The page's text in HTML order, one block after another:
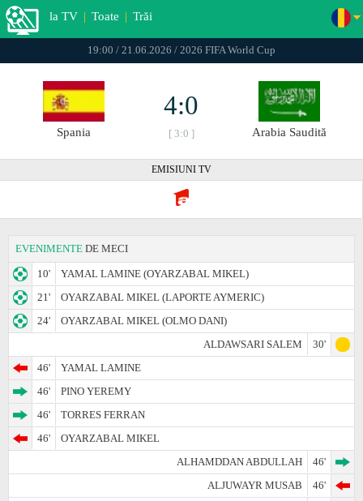
la TV | Toate | Trăi
19:00 / 21.06.2026 / 2026 FIFA World Cup
Spania
4:0
[ 3:0 ] Arabia Saudită
EMISIUNI TV
EVENIMENTE DE MECI
10'
YAMAL LAMINE (OYARZABAL MIKEL)
21'
OYARZABAL MIKEL (LAPORTE AYMERIC)
24'
OYARZABAL MIKEL (OLMO DANI)
ALDAWSARI SALEM
30'
46'
YAMAL LAMINE
46'
PINO YEREMY
46'
TORRES FERRAN
46'
OYARZABAL MIKEL
ALHAMDDAN ABDULLAH
46'
ALJUWAYR MUSAB
46'